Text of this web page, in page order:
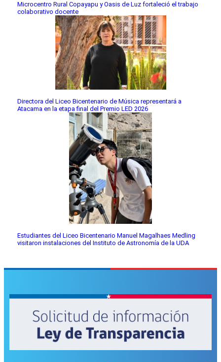
Microcentro Rural Copayapu y Oasis de Luz fortaleció el trabajo
colaborativo docente
Directora del Liceo Bicentenario de Música representará a
Atacama en la etapa final del Premio LED 2026
Estudiantes del Liceo Bicentenario Manuel Magalhaes Medling
visitaron instalaciones del Instituto de Astronomía de la UDA